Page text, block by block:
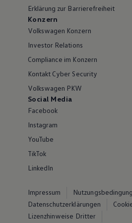
Erklärung zur Barrierefreiheit
Konzern
Volkswagen Konzern
Investor Relations
Compliance im Konzern
Kontakt Cyber Security
Volkswagen PKW
Social Media
Facebook
Instagram
YouTube
TikTok
LinkedIn
Impressum
Datenschutzerklärungen
Lizenzhinweise Dritter